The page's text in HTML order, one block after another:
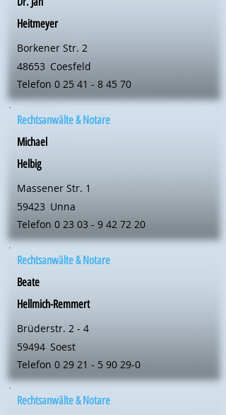
Heitmeyer
Borkener Str. 2
48653 Coesfeld
Telefon 0 25 41 - 8 45 70
Rechtsanwälte & Notare
Michael
Helbig
Massener Str. 1
59423 Unna
Telefon 0 23 03 - 9 42 72 20
Rechtsanwälte & Notare
Beate
Hellmich-Remmert
Brüderstr. 2 - 4
59494 Soest
Telefon 0 29 21 - 5 90 29-0
Rechtsanwälte & Notare